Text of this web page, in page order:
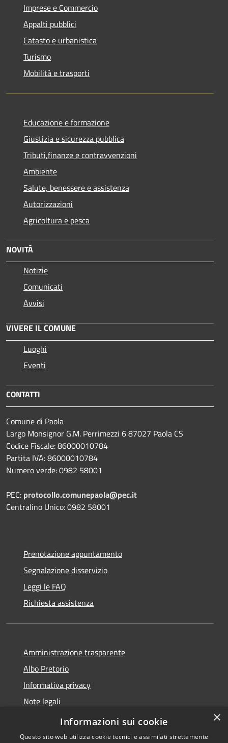
Imprese e Commercio
Appalti pubblici
Catasto e urbanistica
Turismo
Mobilità e trasporti
Educazione e formazione
Giustizia e sicurezza pubblica
Tributi,finanze e contravvenzioni
Ambiente
Salute, benessere e assistenza
Autorizzazioni
Agricoltura e pesca
NOVITÀ
Notizie
Comunicati
Avvisi
VIVERE IL COMUNE
Luoghi
Eventi
CONTATTI
Comune di Paola
Largo Monsignor G.M. Perrimezzi 6 87027 Paola CS
Codice Fiscale: 86000010784
Partita IVA: 86000010784
Numero verde: 0982 58001
PEC: protocollo.comunepaola@pec.it
Centralino Unico: 0982 58001
Prenotazione appuntamento
Segnalazione disservizio
Leggi le FAQ
Richiesta assistenza
Amministrazione trasparente
Albo Pretorio
Informativa privacy
Note legali
Dichiarazione di accessibilità
×
Informazioni sui cookie
Questo sito web utilizza cookie tecnici e assimilati strettamente